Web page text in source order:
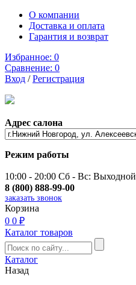
О компании
Доставка и оплата
Гарантия и возврат
Избранное: 0
Сравнение: 0
Вход /Регистрация
Адрес салона
Режим работы
10:00 - 20:00 Сб - Вс: Выходной
8 (800) 888-99-00
заказать звонок
Корзина
0 0 ₽
Каталог товаров
Каталог
Назад